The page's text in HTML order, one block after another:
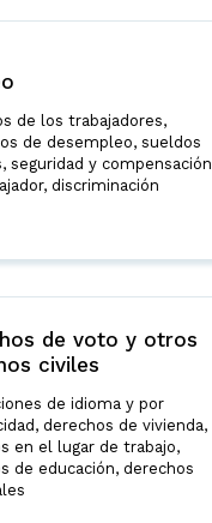
de los trabajadores,
de desempleo, sueldos
seguridad y compensación
discriminación
de voto y otros
civiles
de idioma y por
derechos de vivienda,
en el lugar de trabajo,
de educación, derechos